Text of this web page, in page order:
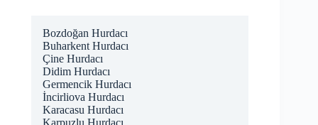
Bozdoğan Hurdacı
Buharkent Hurdacı
Çine Hurdacı
Didim Hurdacı
Germencik Hurdacı
İncirliova Hurdacı
Karacasu Hurdacı
Karpuzlu Hurdacı